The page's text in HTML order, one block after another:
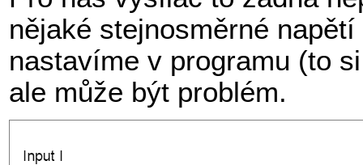
nějaké stejnosměrné
nastavíme v programu (to
ale může být problém.